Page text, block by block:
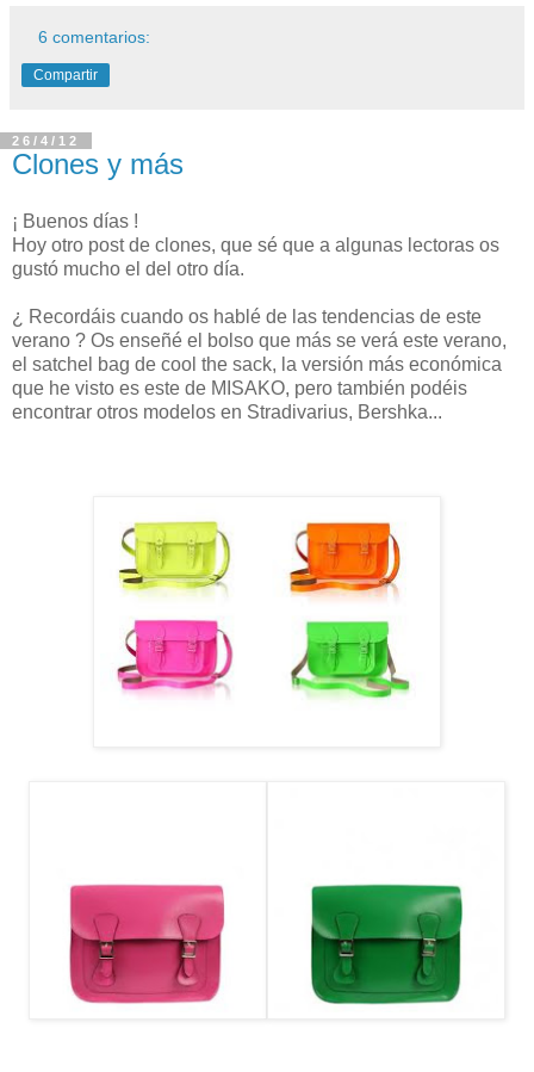
6 comentarios:
Compartir
26/4/12
Clones y más
¡ Buenos días !
Hoy otro post de clones, que sé que a algunas lectoras os
gustó mucho el del otro día.
¿ Recordáis cuando os hablé de las tendencias de este
verano ? Os enseñé el bolso que más se verá este verano,
el satchel bag de cool the sack, la versión más económica
que he visto es este de MISAKO, pero también podéis
encontrar otros modelos en Stradivarius, Bershka...